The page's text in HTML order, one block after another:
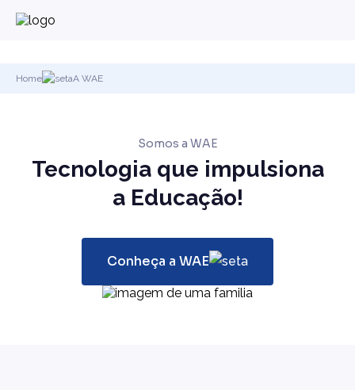
Home A WAE
Somos a WAE
Tecnologia que impulsiona
a Educação!
Conheça a WAE